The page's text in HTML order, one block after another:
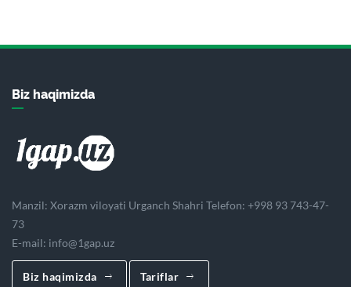
Biz haqimizda
Manzil: Xorazm viloyati Urganch Shahri Telefon: +998 93 743-47-
73
E-mail: info@1gap.uz
Biz haqimizda Tariflar